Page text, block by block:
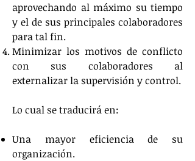
aprovechando al máximo su tiempo
y el de sus principales colaboradores
para tal fin.
Minimizar los motivos de conflicto
con sus colaboradores al
externalizar la supervisión y control.
Lo cual se traducirá en:
Una mayor eficiencia de su
organización.